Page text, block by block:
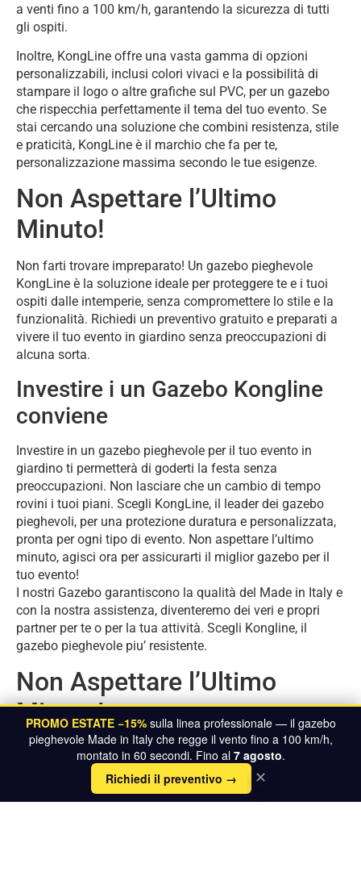
a venti fino a 100 km/h, garantendo la sicurezza di tutti
gli ospiti.
Inoltre, KongLine offre una vasta gamma di opzioni
personalizzabili, inclusi colori vivaci e la possibilità di
stampare il logo o altre grafiche sul PVC, per un gazebo
che rispecchia perfettamente il tema del tuo evento. Se
stai cercando una soluzione che combini resistenza, stile
e praticità, KongLine è il marchio che fa per te,
personalizzazione massima secondo le tue esigenze.
Non Aspettare l’Ultimo
Minuto!
Non farti trovare impreparato! Un gazebo pieghevole
KongLine è la soluzione ideale per proteggere te e i tuoi
ospiti dalle intemperie, senza compromettere lo stile e la
funzionalità. Richiedi un preventivo gratuito e preparati a
vivere il tuo evento in giardino senza preoccupazioni di
alcuna sorta.
Investire i un Gazebo Kongline
conviene
Investire in un gazebo pieghevole per il tuo evento in
giardino ti permetterà di goderti la festa senza
preoccupazioni. Non lasciare che un cambio di tempo
rovini i tuoi piani. Scegli KongLine, il leader dei gazebo
pieghevoli, per una protezione duratura e personalizzata,
pronta per ogni tipo di evento. Non aspettare l’ultimo
minuto, agisci ora per assicurarti il miglior gazebo per il
tuo evento!
I nostri Gazebo garantiscono la qualità del Made in Italy e
con la nostra assistenza, diventeremo dei veri e propri
partner per te o per la tua attività. Scegli Kongline, il
gazebo pieghevole piu’ resistente.
Non Aspettare l’Ultimo
Minuto!
Non farti trovare impreparato! Un gazebo pieghevole
KongLine è la soluzione ideale per proteggere te e i tuoi
ospiti dalle intemperie, senza compromettere lo stile e la
funzionalità. Richiedi un preventivo gratuito e preparati a
PROMO ESTATE −15%sulla linea professionale — il gazebo
pieghevole Made in Italy che regge il vento fino a 100 km/h,
montato in 60 secondi. Fino al 7 agosto.
Richiedi il preventivo →
✕